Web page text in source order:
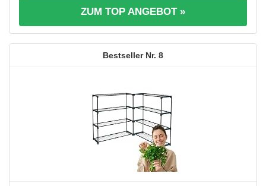
ZUM TOP ANGEBOT »
8